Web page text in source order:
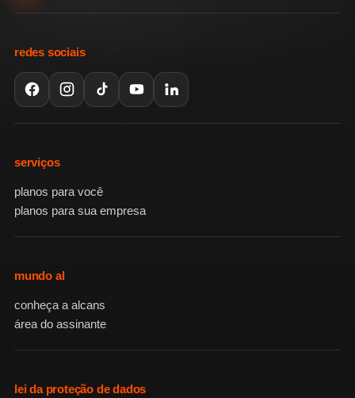
redes sociais
serviços
planos para você
planos para sua empresa
mundo al
conheça a alcans
área do assinante
lei da proteção de dados